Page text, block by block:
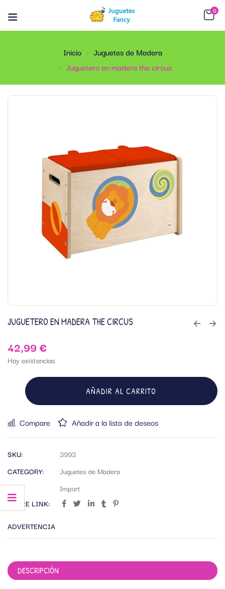
0
Inicio
Juguetes de Madera
Juguetero en madera the circus
JUGUETERO EN MADERA THE CIRCUS
42,99€
Hay existencias
AÑADIR AL CARRITO
Compare Añadir a la lista de deseos
SKU:
3993
CATEGORY:
Juguetes de Madera
TAG:
Import
SHARE LINK:
ADVERTENCIA
DESCRIPCIÓN